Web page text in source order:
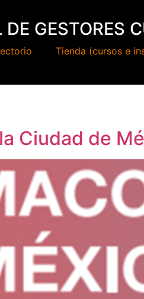
GESTORES
Tienda (cursos e
Ciudad de